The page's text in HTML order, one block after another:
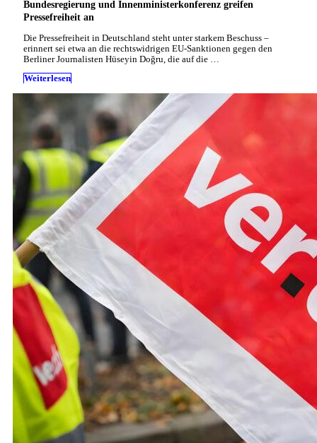
Bundesregierung und Innenministerkonferenz greifen
Pressefreiheit an
Die Pressefreiheit in Deutschland steht unter starkem Beschuss –
erinnert sei etwa an die rechtswidrigen EU-Sanktionen gegen den
Berliner Journalisten Hüseyin Doğru, die auf die …
Weiterlesen